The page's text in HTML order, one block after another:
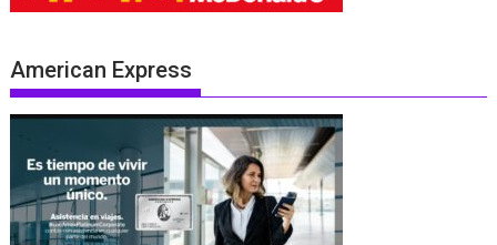
American Express